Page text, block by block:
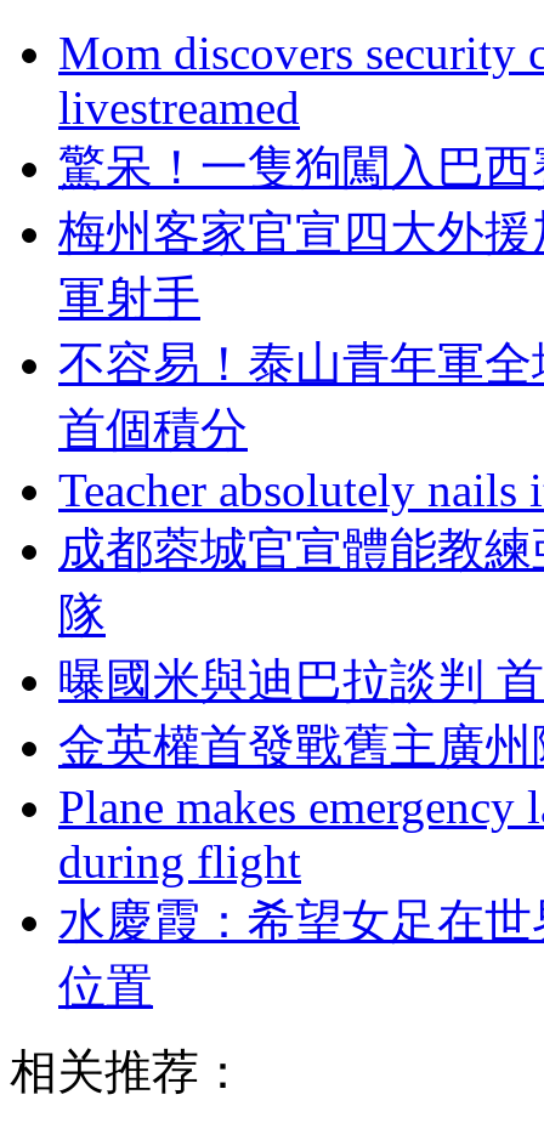
Mom discovers security
livestreamed
驚呆！一隻狗闖入
梅州客家官宣四大外援
軍射手
不容易！泰山青年
首個積分
Teacher absolutely
成都蓉城官宣體能教
隊
曝國米與迪巴拉談判
金英權首發戰舊主廣州
Plane makes
during flight
水慶霞：希望女足
位置
相关推荐：